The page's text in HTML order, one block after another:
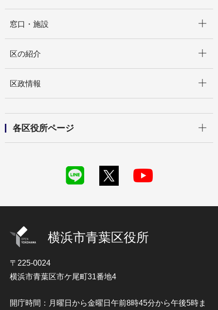
窓口・施設
区の紹介
区政情報
各区役所ページ
横浜市青葉区役所
〒225-0024
横浜市青葉区市ケ尾町31番地4
開庁時間：月曜日から金曜日午前8時45分から午後5時ま